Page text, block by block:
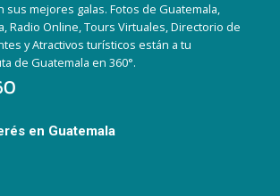
sus mejores galas. Fotos de Guatemala,
Radio Online, Tours Virtuales, Directorio de
y Atractivos turísticos están a tu
de Guatemala en 360°.
en Guatemala